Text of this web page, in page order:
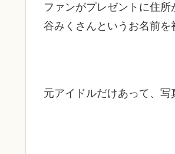
ファンがプレゼントに住
谷みくさんというお名前を
元アイドルだけあって、写